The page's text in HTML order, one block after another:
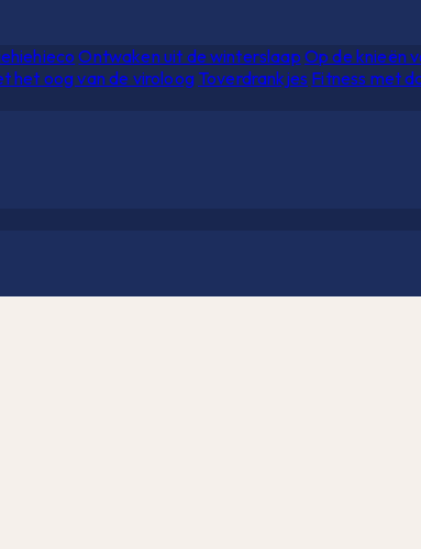
Ontwaken uit de winterslaap Op de knieën
het oog van de viroloog Toverdrankjes Fitness met